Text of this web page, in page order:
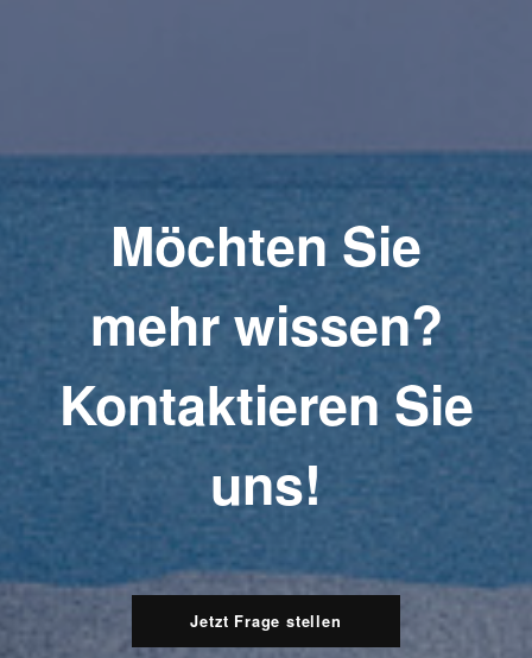
Möchten Sie
mehr wissen?
Kontaktieren Sie
uns!
Jetzt Frage stellen